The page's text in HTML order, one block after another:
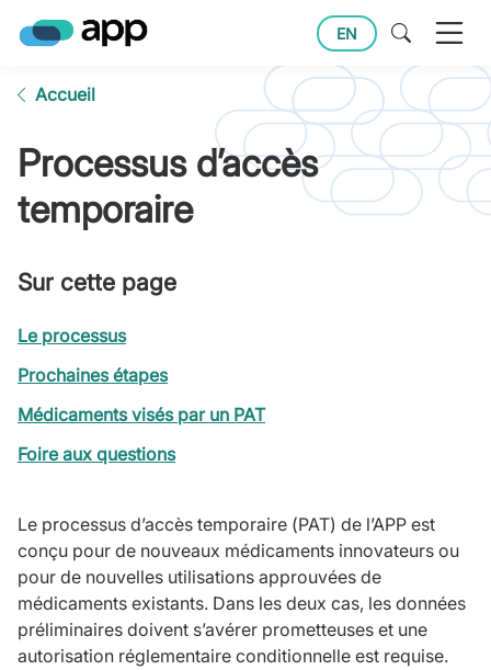
EN
Accueil
Processus d’accès
temporaire
Sur cette page
Le processus
Prochaines étapes
Médicaments visés par un PAT
Foire aux questions
Le processus d’accès temporaire (PAT) de l’APP est
conçu pour de nouveaux médicaments innovateurs ou
pour de nouvelles utilisations approuvées de
médicaments existants. Dans les deux cas, les données
préliminaires doivent s’avérer prometteuses et une
autorisation réglementaire conditionnelle est requise.